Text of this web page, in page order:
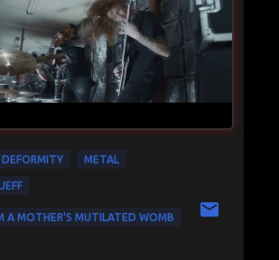
METAL
A MOTHER'S MUTILATED WOMB